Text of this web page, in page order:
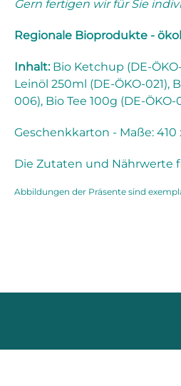
Gern fertigen wir für Sie
Regionale Bioprodukte -
Inhalt:Bio Ketchup (DE-
Leinöl 250ml (DE-ÖKO-021),
006), Bio Tee 100g (DE-ÖKO-
Geschenkkarton - Maße: 410
Die Zutaten und Nährwerte
Abbildungen der Präsente sind